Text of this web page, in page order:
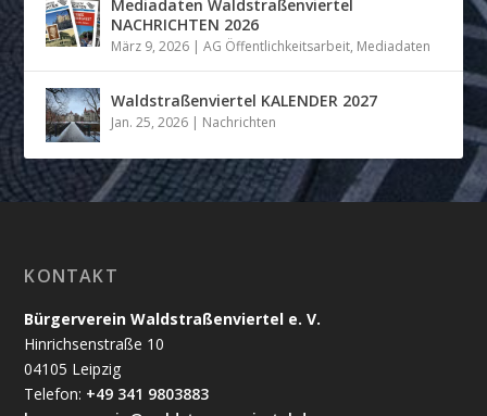
Mediadaten Waldstraßenviertel
NACHRICHTEN 2026
März 9, 2026 |AG Öffentlichkeitsarbeit, Mediadaten
Waldstraßenviertel KALENDER 2027
Jan. 25, 2026 | Nachrichten
KONTAKT
Bürgerverein Waldstraßenviertel e. V.
Hinrichsenstraße 10
04105 Leipzig
Telefon: +49 341 9803883